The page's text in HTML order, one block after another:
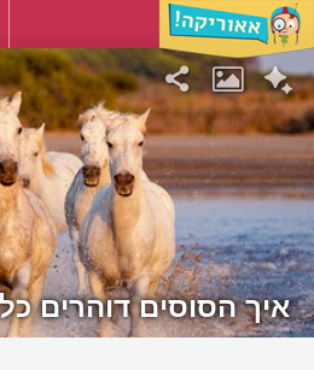
איך הסוסים דוהרים